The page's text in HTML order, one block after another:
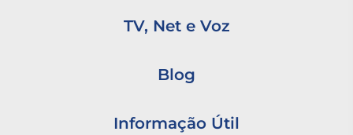
TV, Net e Voz
Blog
Informação Útil